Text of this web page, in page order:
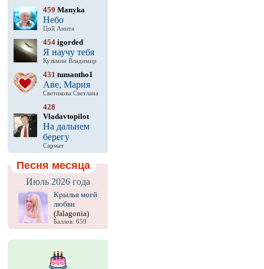
459 Manyka
Небо
Цой Анита
454igorded
Я научу тебя
Кузьмин Владимир
431 tumantho1
Аве, Мария
Светикова Светлана
428
Vladavtopilot
На дальнем
берегу
Сармат
Песня месяца
Июль 2026 года
Крылья моей
любви
(Jalagonia)
Баллов: 659